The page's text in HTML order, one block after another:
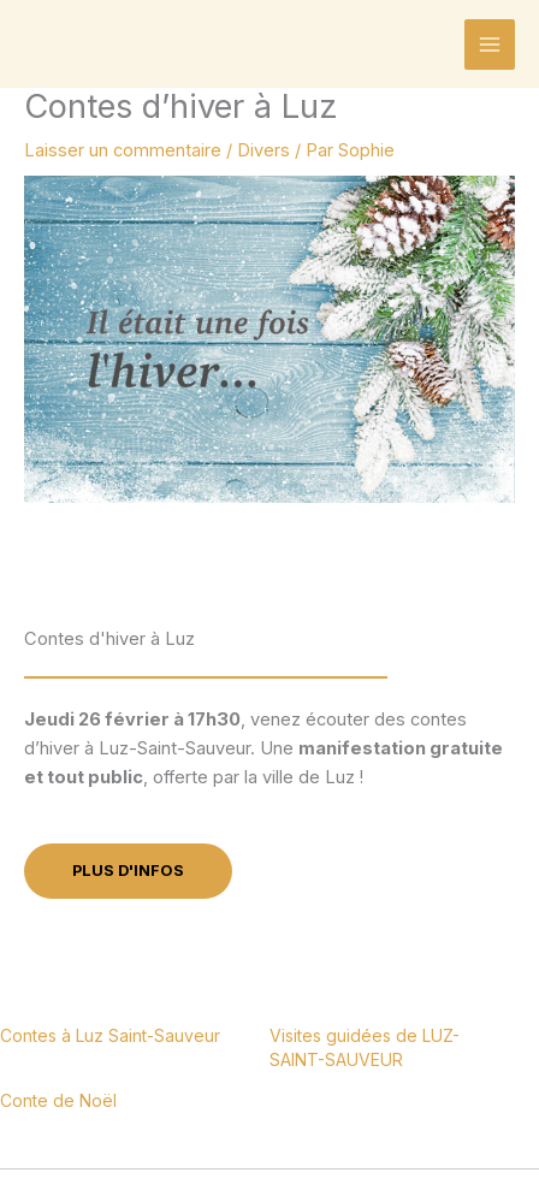
Contes d’hiver à Luz
Laisser un commentaire / Divers / Par Sophie
Contes d'hiver à Luz
Jeudi 26 février à 17h30, venez écouter des contes
d’hiver à Luz-Saint-Sauveur. Une manifestation gratuite
et tout public, offerte par la ville de Luz !
PLUS D'INFOS
Contes à Luz Saint-Sauveur
Visites guidées de LUZ-
SAINT-SAUVEUR
Conte de Noël